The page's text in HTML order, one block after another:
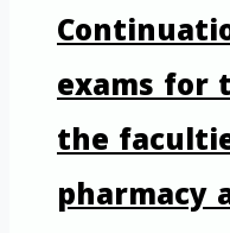
exams for
the
pharmacy